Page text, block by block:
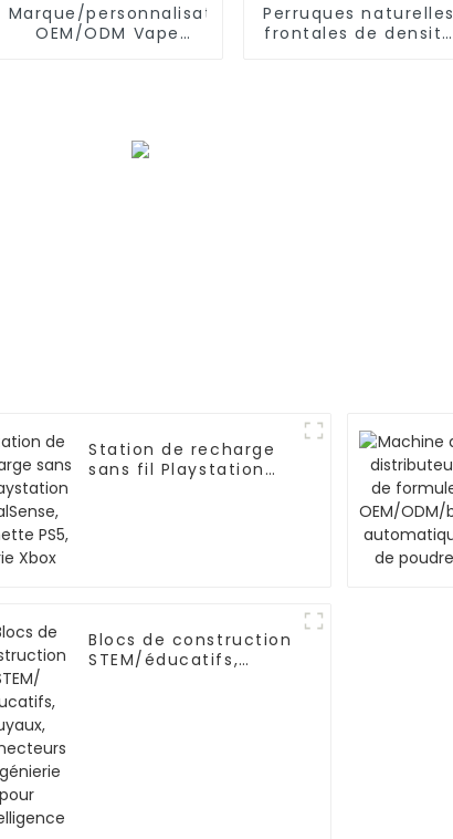
Marque/personnalisation
OEM/ODM Vape
Perruques naturelles
frontales de densité
Station de recharge
sans fil Playstation
Blocs de construction
STEM/éducatifs,